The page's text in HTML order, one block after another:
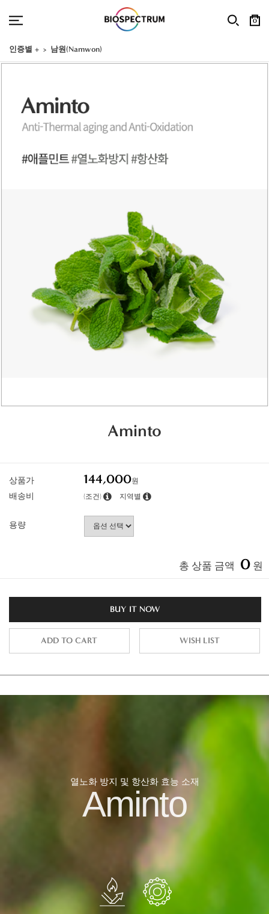
0
인증별 + 남원(Namwon)
Aminto
상품가 144,000원
배송비 (조건) 지역별
용량
총 상품 금액 0 원
BUY IT NOW
ADD TO CART WISH LIST
열노화 방지 및 항산화 효능 소재
Aminto